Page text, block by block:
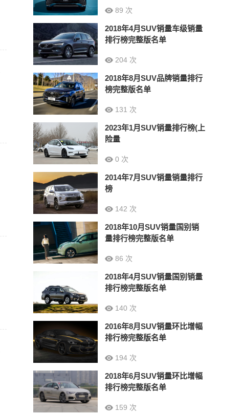
89 次
2018年4月SUV销量车级销量
排行榜完整版名单
204 次
2018年8月SUV品牌销量排行
榜完整版名单
131 次
2023年1月SUV销量排行榜(上
险量
0 次
2014年7月SUV销量销量排行
榜
142 次
2018年10月SUV销量国别销
量排行榜完整版名单
86 次
2018年4月SUV销量国别销量
排行榜完整版名单
140 次
2016年8月SUV销量环比增幅
排行榜完整版名单
194 次
2018年6月SUV销量环比增幅
排行榜完整版名单
159 次